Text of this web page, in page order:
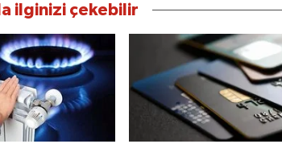
ilginizi çekebilir